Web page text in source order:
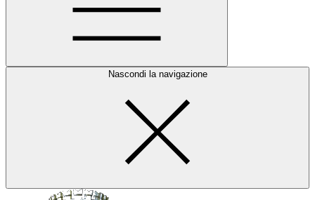
Nascondi la navigazione